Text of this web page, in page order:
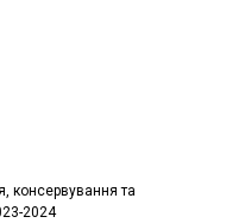
консервування та
2024